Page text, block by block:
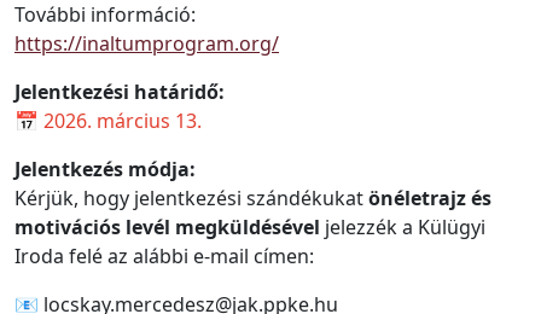
További információ:
https://inaltumprogram.org/
Jelentkezési határidő:
📅 2026. március 13.
Jelentkezés módja:
Kérjük, hogy jelentkezési szándékukatönéletrajz és
motivációs levél megküldésével jelezzék a Külügyi
Iroda felé az alábbi e-mail címen:
📧 locskay.mercedesz@jak.ppke.hu